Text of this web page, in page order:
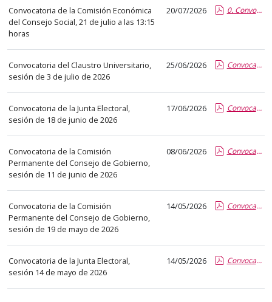
primera
columna
el
título
del
anuncio,
en
la
segunda
columna
la
fecha
de
publicación,
en
la
el
Convocatoria de la Comisión Económica
del Consejo Social, 21 de julio a las 13:15
horas
20/07/2026 0. Convocatoria CEconomica 21 de julio 2026.report.pdf.pdf
Convocatoria del Claustro Universitario,
sesión de 3 de julio de 2026
25/06/2026 Convocatoria 3-07-26.pdf.pdf
Convocatoria de la Junta Electoral,
sesión de 18 de junio de 2026
17/06/2026 Convocatoria JE 18_06_2026.pdf.pdf
Convocatoria de la Comisión
Permanente del Consejo de Gobierno,
sesión de 11 de junio de 2026
08/06/2026 Convocatoria 11 junio.pdf.pdf
Convocatoria de la Comisión
Permanente del Consejo de Gobierno,
sesión de 19 de mayo de 2026
14/05/2026 Convocatoria CP 19 05 2026.pdf.pdf
Convocatoria de la Junta Electoral,
sesión 14 de mayo de 2026
14/05/2026 Convocatoria JE 14_05_2026.pdf.pdf